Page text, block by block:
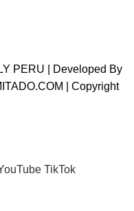
PERU | Developed By
| Copyright
TikTok